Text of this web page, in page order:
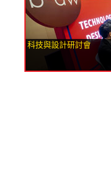
科技與設計研討會